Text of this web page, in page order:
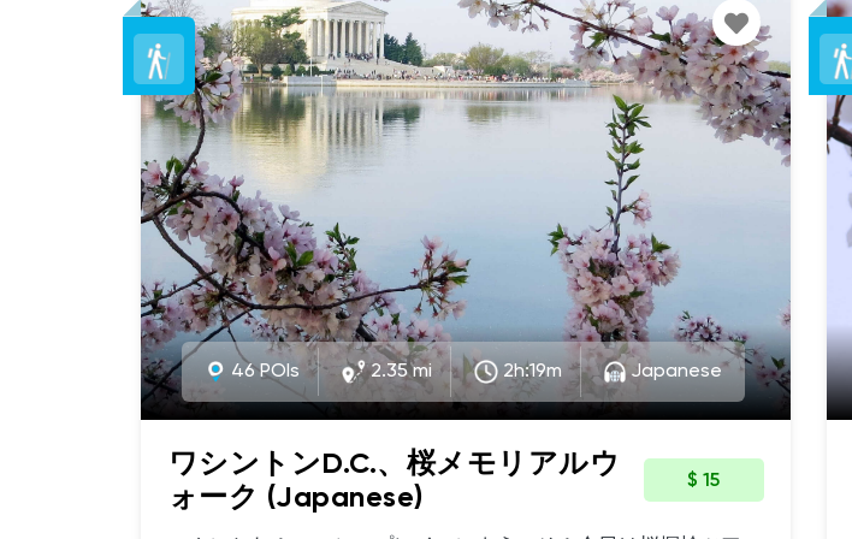
States, the White House. Meet me at the historic Hotel
Harrington, and let's begin!
46 POIs 2.35 mi 2h:19m Japanese
ワシントンD.C.、桜メモリアルウ
ォーク (Japanese)
$ 15